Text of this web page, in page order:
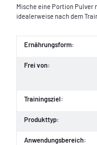
Mische eine Portion Pulver
idealerweise nach dem
Ernährungsform:
Frei von:
Trainingsziel:
Produkttyp:
Anwendungsbereich: